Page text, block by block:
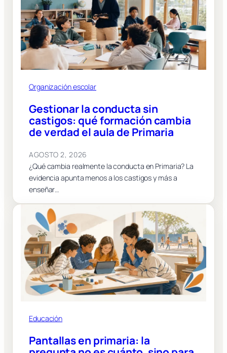
Organización escolar
Gestionar la conducta sin
castigos: qué formación cambia
de verdad el aula de Primaria
AGOSTO 2, 2026
¿Qué cambia realmente la conducta en Primaria? La
evidencia apunta menos a los castigos y más a
enseñar…
Educación
Pantallas en primaria: la